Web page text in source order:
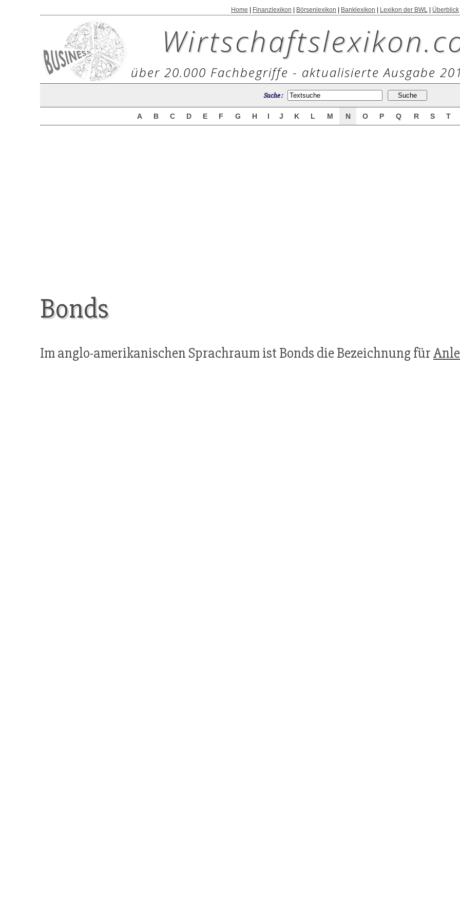
Home Finanzlexikon Börsenlexikon Banklexikon Lexikon der BWL Überblick
über 20.000 Fachbegriffe - aktualisierte Ausgabe
Suche :
A B C D E F G H I J K L M N O P Q R S T
Bonds
Im anglo-amerikanischen Sprachraum ist Bonds die Bezeichnung für